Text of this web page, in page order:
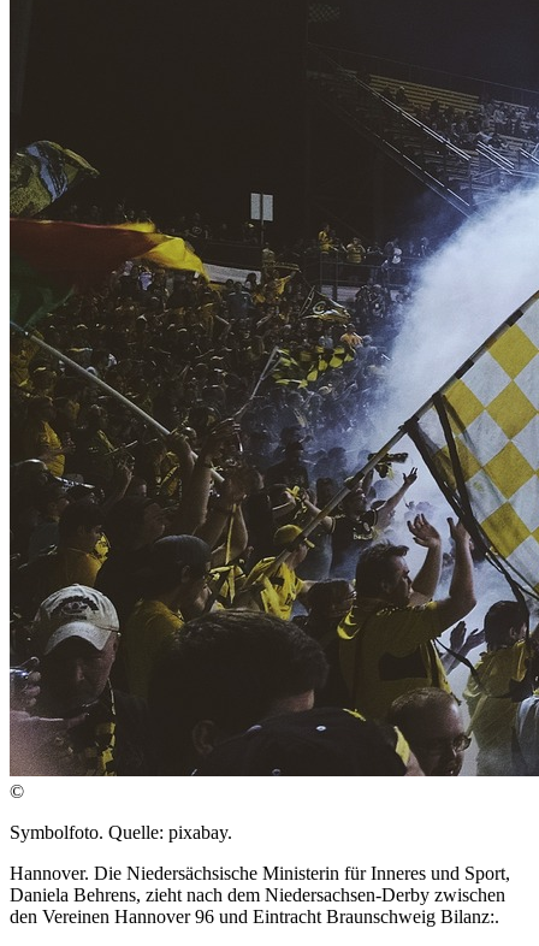
©
Symbolfoto. Quelle: pixabay.
Hannover. Die Niedersächsische Ministerin für Inneres und Sport,
Daniela Behrens, zieht nach dem Niedersachsen-Derby zwischen
den Vereinen Hannover 96 und Eintracht Braunschweig Bilanz:.